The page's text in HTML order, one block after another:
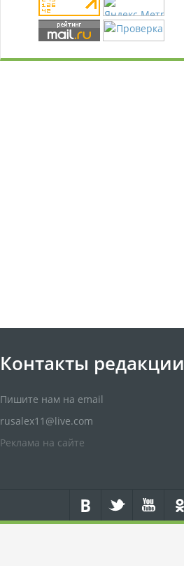
Контакты редакции
Пишите нам на email
rusalex11@live.com
Реклама на сайте